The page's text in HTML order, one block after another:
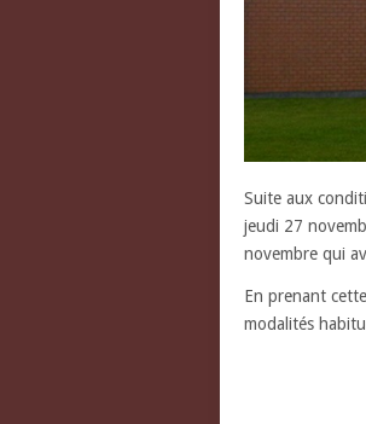
Suite aux
jeudi 27
novembre qui
En prenant
modalités